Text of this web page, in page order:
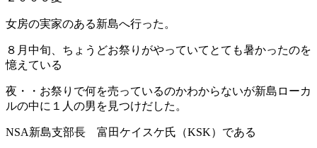
女房の実家のある新島へ行った。
８月中旬、ちょうどお祭りがやっていてとても暑かったのを
憶えている
夜・・お祭りで何を売っているのかわからないが新島ローカ
ルの中に１人の男を見つけだした。
NSA新島支部長 富田ケイスケ氏（KSK）である